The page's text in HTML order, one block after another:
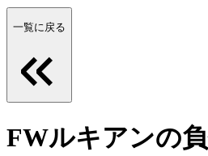
一覧に戻る
FWルキアンの